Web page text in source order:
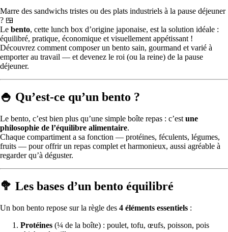
Marre des sandwichs tristes ou des plats industriels à la pause déjeuner
? 🍱
Le bento, cette lunch box d’origine japonaise, est la solution idéale :
équilibré, pratique, économique et visuellement appétissant !
Découvrez comment composer un bento sain, gourmand et varié à
emporter au travail — et devenez le roi (ou la reine) de la pause
déjeuner.
🍚 Qu’est-ce qu’un bento ?
Le bento, c’est bien plus qu’une simple boîte repas : c’est une
philosophie de l’équilibre alimentaire.
Chaque compartiment a sa fonction — protéines, féculents, légumes,
fruits — pour offrir un repas complet et harmonieux, aussi agréable à
regarder qu’à déguster.
🥦 Les bases d’un bento équilibré
Un bon bento repose sur la règle des 4 éléments essentiels :
Protéines (¼ de la boîte) : poulet, tofu, œufs, poisson, pois